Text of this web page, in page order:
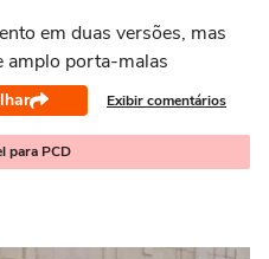
em duas versões, mas
amplo porta-malas
Exibir comentários
para PCD